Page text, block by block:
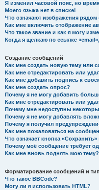
Я изменил часовой пояс, но
Моего языка нет в списке!
Что означают изображения
Как мне включить отображение
Что такое звание и как я могу
Когда я щёлкаю по ссылке
Создание сообщений
Как мне создать новую тему или
Как мне отредактировать или
Как мне добавить подпись к
Как мне создать опрос?
Почему я не могу добавить
Как мне отредактировать или
Почему мне недоступны
Почему я не могу добавлять
Почему я получил
Как мне пожаловаться на
Что означает кнопка
Почему моё сообщение требует
Как мне вновь поднять мою тему?
Форматирование сообщений и
Что такое BBCode?
Могу ли я использовать HTML?